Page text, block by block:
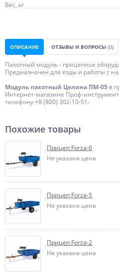
Вес, кг
ОПИСАНИЕ ОТЗЫВЫ И ВОПРОСЫ (0)
Пахотный модуль - прицепное
Предназначен для езды и работы с
Модуль пахотный Целина ПМ-05 в
Интернет-магазине Проф-
телефону +8 (800) 302-10-51.
Похожие товары
Прицеп Forza-6
Не указана цена
Прицеп Forza-5
Не указана цена
Прицеп Forza-2
Не указана цена